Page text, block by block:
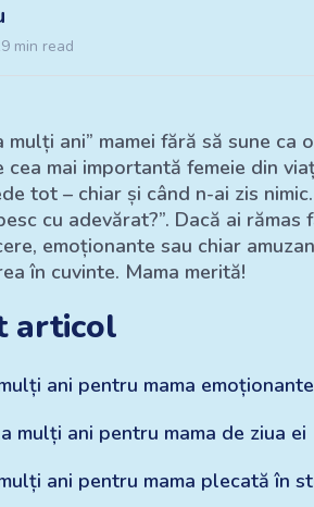
min read
mulți ani” mamei fără să sune
mai importantă femeie din
tot – chiar și când n-ai zis
cu adevărat?”. Dacă ai
emoționante sau chiar
în cuvinte. Mama merită!
articol
ani pentru mama emoționante
mulți ani pentru mama de ziua ei
ani pentru mama plecată în